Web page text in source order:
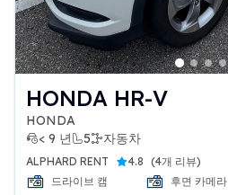
HONDA HR-V
HONDA
< 9 년
5 자동차
보험 1종 포함
ALPHARD RENT 4.8 (4개 리뷰)
드라이브 캠
후면 카메라